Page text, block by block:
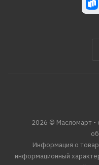
2026 © Масломарт -
Информация о
информационный